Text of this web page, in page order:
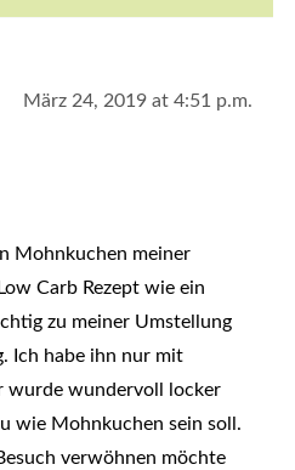
März 24, 2019 at 4:51 p.m.
Mohnkuchen meiner
Carb Rezept wie ein
zu meiner Umstellung
Ich habe ihn nur mit
wurde wundervoll locker
wie Mohnkuchen sein soll.
verwöhnen möchte